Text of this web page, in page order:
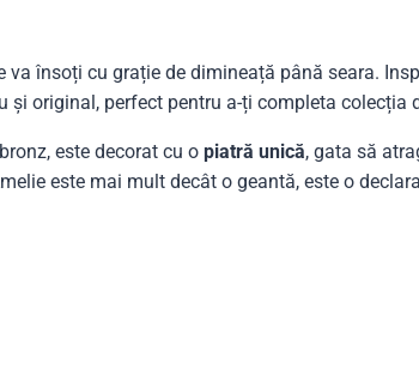
va însoți cu grație de dimineață până seara.
și original, perfect pentru a-ți completa colecția
este decorat cu o piatră unică, gata să
este mai mult decât o geantă, este o